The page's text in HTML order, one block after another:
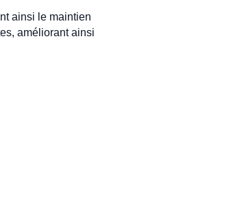
ainsi le maintien
améliorant ainsi